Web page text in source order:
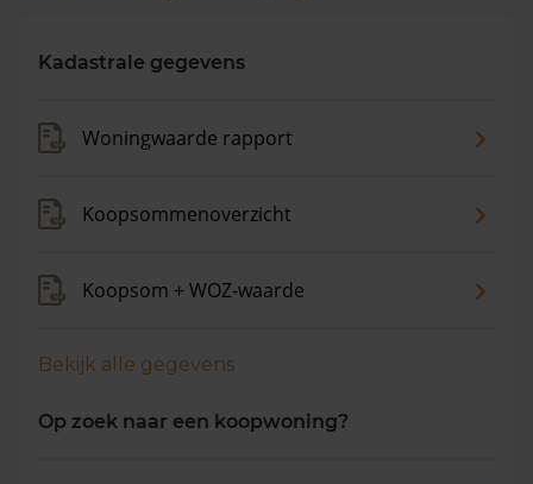
Kadastrale gegevens
Woningwaarde rapport
Koopsommenoverzicht
Koopsom + WOZ-waarde
Bekijk alle gegevens
Op zoek naar een koopwoning?